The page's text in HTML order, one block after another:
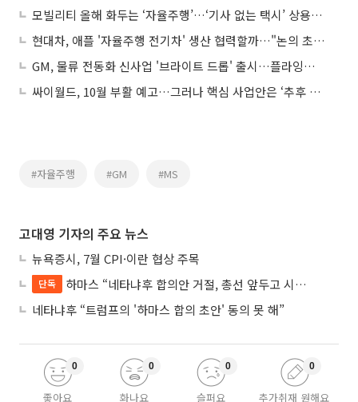
모빌리티 올해 화두는 ‘자율주행’…‘기사 없는 택시’ 상용화 박차
현대차, 애플 '자율주행 전기차' 생산 협력할까…"논의 초기 단계"
GM, 물류 전동화 신사업 '브라이트 드롭' 출시…플라잉카도 공개
싸이월드, 10월 부활 예고…그러나 핵심 사업안은 ‘추후 공개’
#자율주행 #GM #MS
고대영 기자의 주요 뉴스
뉴욕증시, 7월 CPI·이란 협상 주목
단독
하마스 “네타냐후 합의안 거절, 총선 앞두고 시간 끌기”
네타냐후 “트럼프의 '하마스 합의 초안' 동의 못 해”
좋아요
0
화나요
0
슬퍼요
0
추가취재 원해요
0